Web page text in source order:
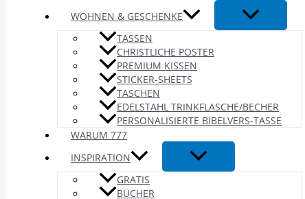
WOHNEN & GESCHENKE
TASSEN
CHRISTLICHE POSTER
PREMIUM KISSEN
STICKER-SHEETS
TASCHEN
EDELSTAHL TRINKFLASCHE/BECHER
PERSONALISIERTE BIBELVERS-TASSE
WARUM 777
INSPIRATION
GRATIS
BÜCHER